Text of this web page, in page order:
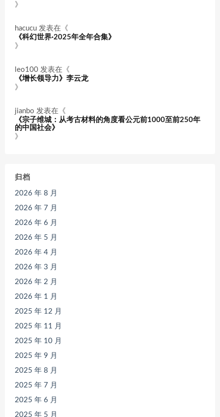
》
hacucu 发表在《
《科幻世界·2025年全年合集》
》
leo100 发表在《
《增长领导力》李云龙
》
jianbo 发表在《
《宗子维城：从考古材料的角度看公元前1000至前250年
的中国社会》
》
归档
2026 年 8 月
2026 年 7 月
2026 年 6 月
2026 年 5 月
2026 年 4 月
2026 年 3 月
2026 年 2 月
2026 年 1 月
2025 年 12 月
2025 年 11 月
2025 年 10 月
2025 年 9 月
2025 年 8 月
2025 年 7 月
2025 年 6 月
2025 年 5 月